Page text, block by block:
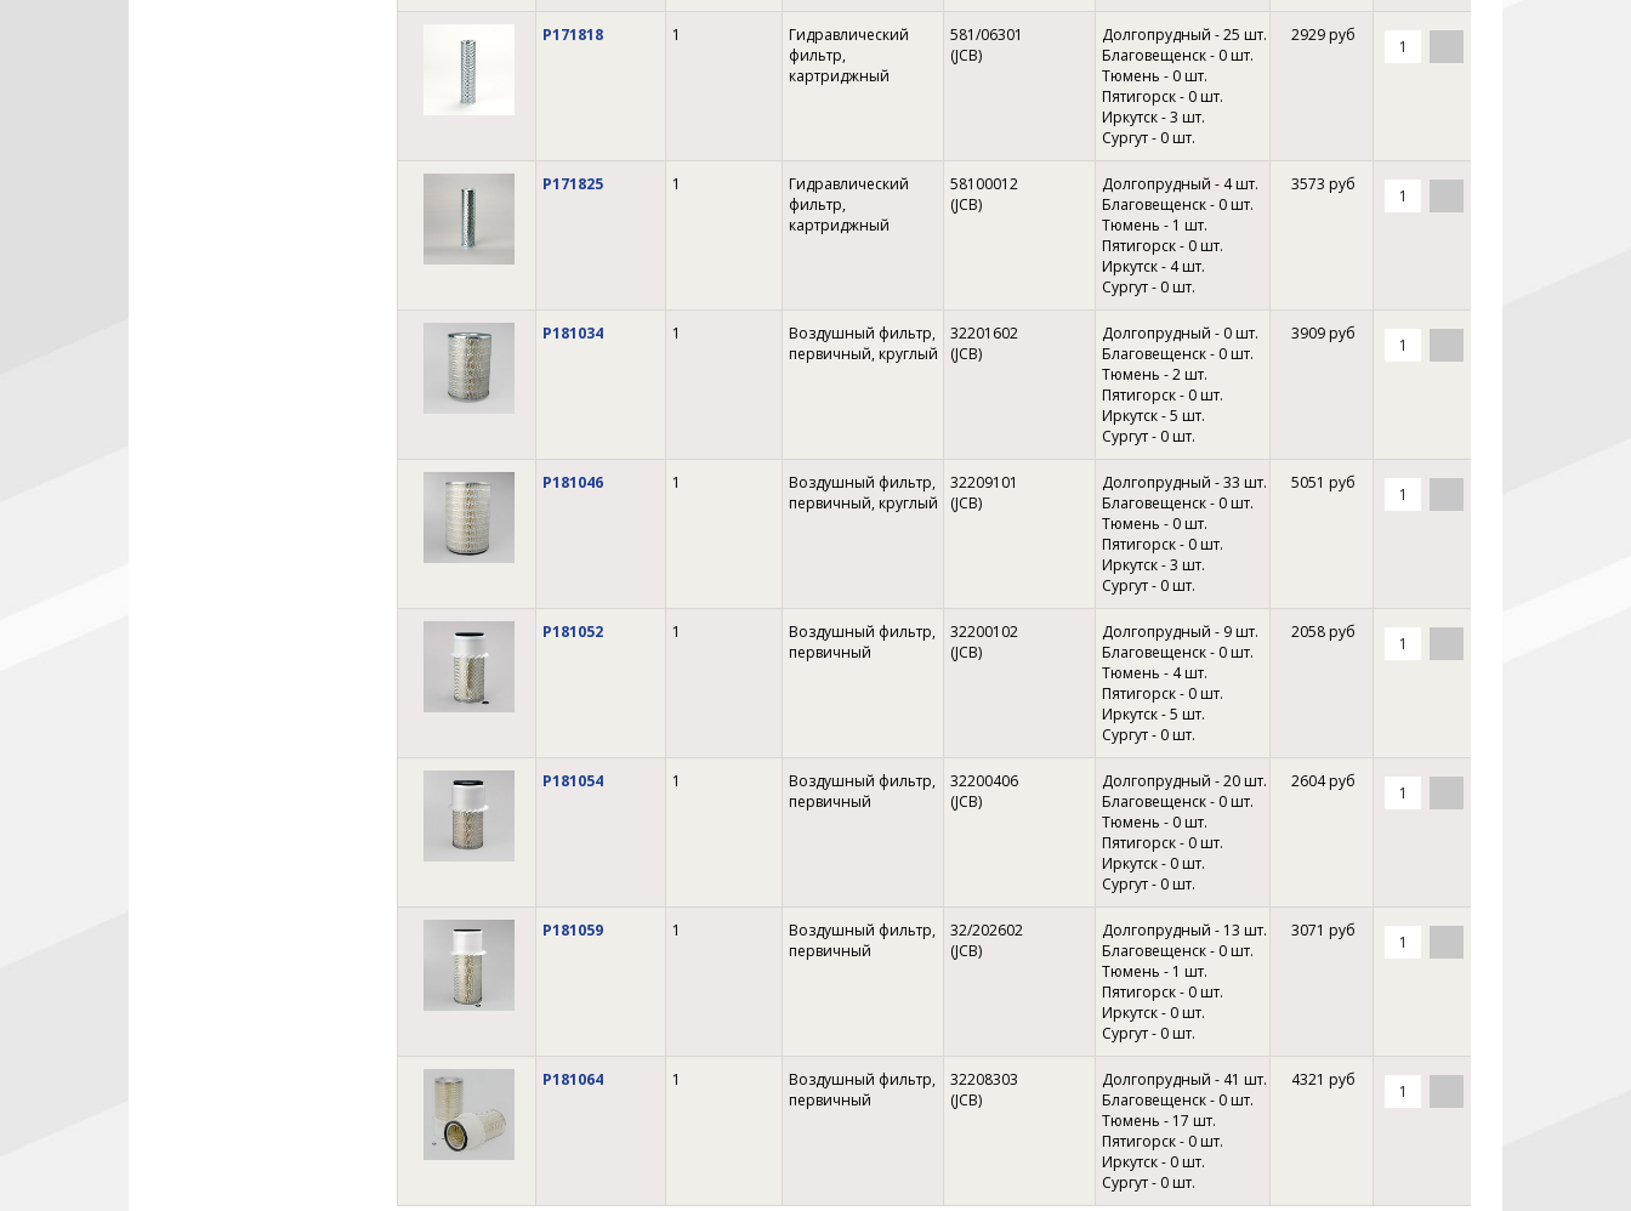
P171818 1
Гидравлический
фильтр,
картриджный
581/06301
(JCB)
Долгопрудный - 25 шт.
Благовещенск - 0 шт.
Тюмень - 0 шт.
Пятигорск - 0 шт.
Иркутск - 3 шт.
Сургут - 0 шт.
2929 руб
P171825 1
Гидравлический
фильтр,
картриджный
58100012
(JCB)
Долгопрудный - 4 шт.
Благовещенск - 0 шт.
Тюмень - 1 шт.
Пятигорск - 0 шт.
Иркутск - 4 шт.
Сургут - 0 шт.
3573 руб
P181034 1
Воздушный фильтр,
первичный, круглый
32201602
(JCB)
Долгопрудный - 0 шт.
Благовещенск - 0 шт.
Тюмень - 2 шт.
Пятигорск - 0 шт.
Иркутск - 5 шт.
Сургут - 0 шт.
3909 руб
P181046 1
Воздушный фильтр,
первичный, круглый
32209101
(JCB)
Долгопрудный - 33 шт.
Благовещенск - 0 шт.
Тюмень - 0 шт.
Пятигорск - 0 шт.
Иркутск - 3 шт.
Сургут - 0 шт.
5051 руб
P181052 1
Воздушный фильтр,
первичный
32200102
(JCB)
Долгопрудный - 9 шт.
Благовещенск - 0 шт.
Тюмень - 4 шт.
Пятигорск - 0 шт.
Иркутск - 5 шт.
Сургут - 0 шт.
2058 руб
P181054 1
Воздушный фильтр,
первичный
32200406
(JCB)
Долгопрудный - 20 шт.
Благовещенск - 0 шт.
Тюмень - 0 шт.
Пятигорск - 0 шт.
Иркутск - 0 шт.
Сургут - 0 шт.
2604 руб
P181059 1
Воздушный фильтр,
первичный
32/202602
(JCB)
Долгопрудный - 13 шт.
Благовещенск - 0 шт.
Тюмень - 1 шт.
Пятигорск - 0 шт.
Иркутск - 0 шт.
Сургут - 0 шт.
3071 руб
P181064 1
Воздушный фильтр,
первичный
32208303
(JCB)
Долгопрудный - 41 шт.
Благовещенск - 0 шт.
Тюмень - 17 шт.
Пятигорск - 0 шт.
Иркутск - 0 шт.
Сургут - 0 шт.
4321 руб